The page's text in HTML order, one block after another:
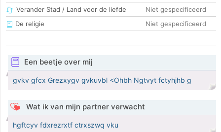
Verander Stad / Land voor de liefde
Niet gespecificeerd
De religie
Niet gespecificeerd
Een beetje over mij
gvkv gfcx Grezxygv gvkuvbl <Ohbh Ngtvyt fctyhjhb g
Wat ik van mijn partner verwacht
hgftcyv fdxrezrxtf ctrxszwq vku